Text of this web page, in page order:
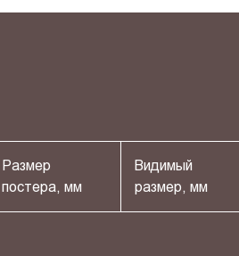
Размер
постера, мм
Видимый
размер, мм